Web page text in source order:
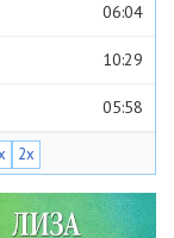
06:04
10:29
05:58
05:18
2x